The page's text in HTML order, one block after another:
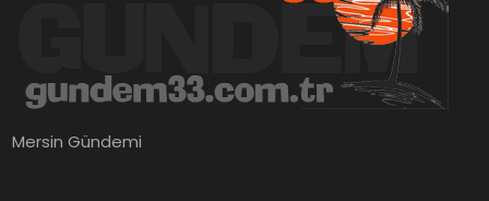
Mersin Gündemi